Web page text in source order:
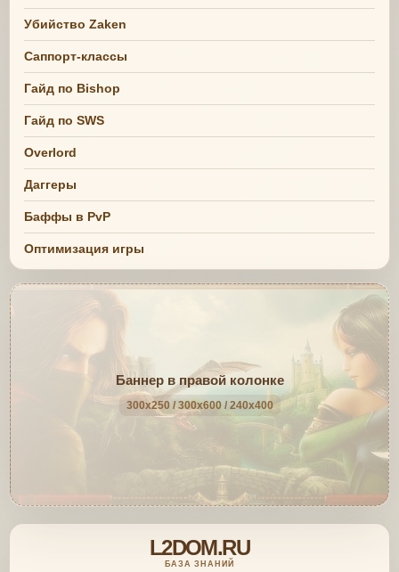
Убийство Zaken
Саппорт-классы
Гайд по Bishop
Гайд по SWS
Overlord
Даггеры
Баффы в PvP
Оптимизация игры
Баннер в правой колонке
300x250 / 300x600 / 240x400
L2DOM.RU
БАЗА ЗНАНИЙ